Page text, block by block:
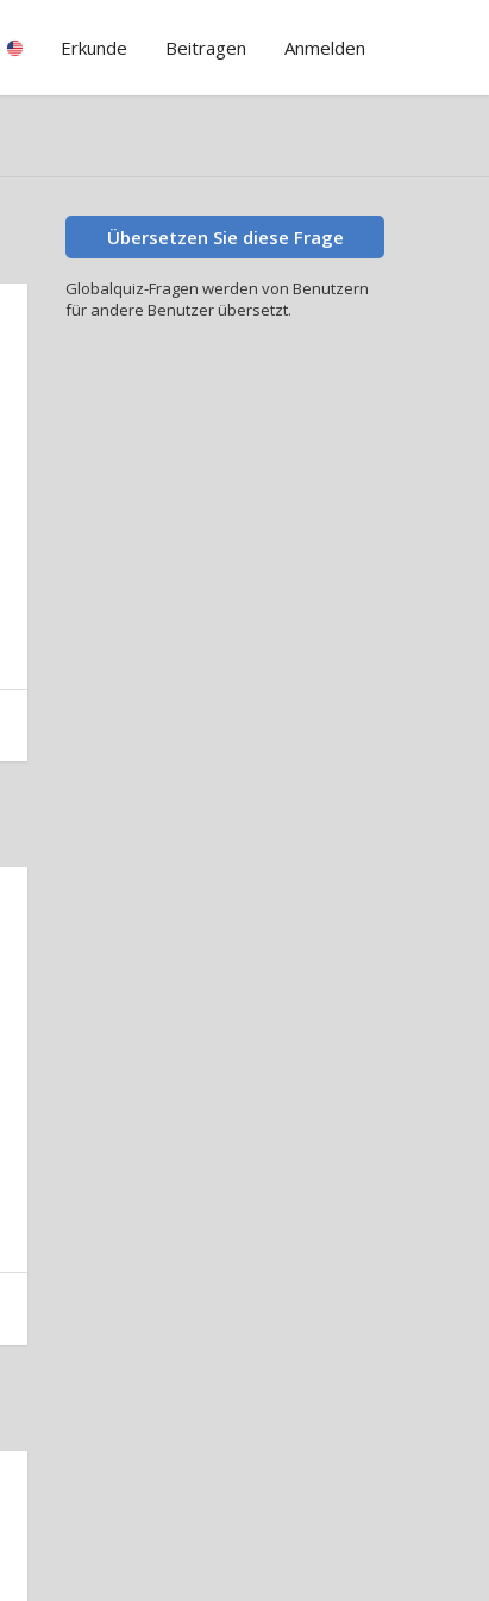
Erkunde Beitragen Anmelden
Übersetzen Sie diese Frage
Globalquiz-Fragen werden von Benutzern
für andere Benutzer übersetzt.